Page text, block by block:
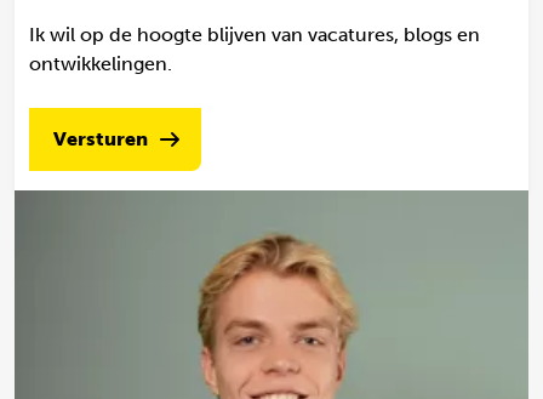
Ik wil op de hoogte blijven van vacatures, blogs en
ontwikkelingen.
Versturen